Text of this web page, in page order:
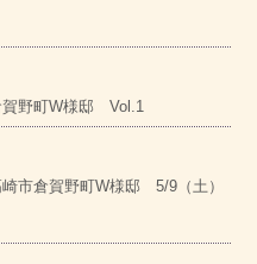
野町W様邸 Vol.1
市倉賀野町W様邸 5/9（土）